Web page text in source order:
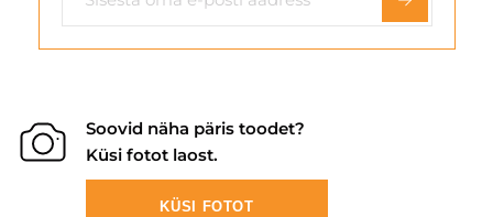
Soovid näha päris toodet?
Küsi fotot laost.
KÜSI FOTOT